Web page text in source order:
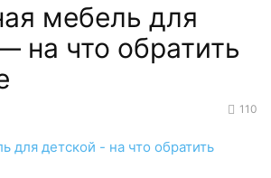
мебель для
на что обратить
110